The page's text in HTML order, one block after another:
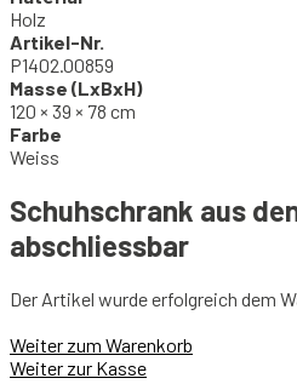
Holz
Artikel-Nr.
P1402.00859
Masse (LxBxH)
120 × 39 × 78 cm
Farbe
Weiss
Schuhschrank aus
abschliessbar
Der Artikel wurde erfolgreich dem
Weiter zum Warenkorb
Weiter zur Kasse